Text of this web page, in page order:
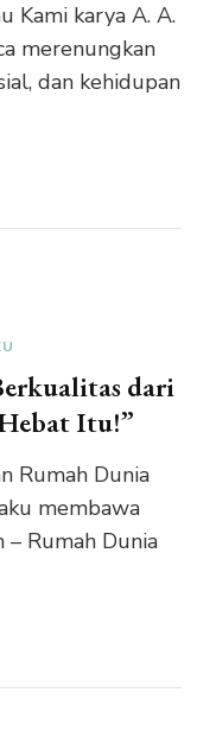
Kami karya A. A.
merenungkan
dan kehidupan
dari
Itu!”
Rumah Dunia
membawa
– Rumah Dunia